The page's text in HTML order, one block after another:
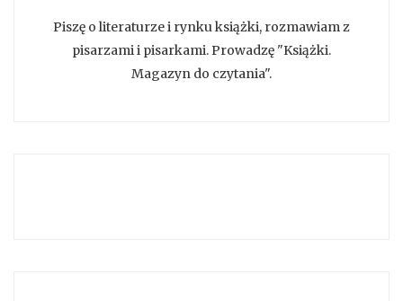
Piszę o literaturze i rynku książki, rozmawiam z
pisarzami i pisarkami. Prowadzę "Książki.
Magazyn do czytania".